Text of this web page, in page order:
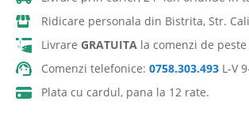
Ridicare personala din Bistrita, Str.
Livrare GRATUITA la comenzi de peste
Comenzi telefonice: 0758.303.493 L-V
Plata cu cardul, pana la 12 rate.